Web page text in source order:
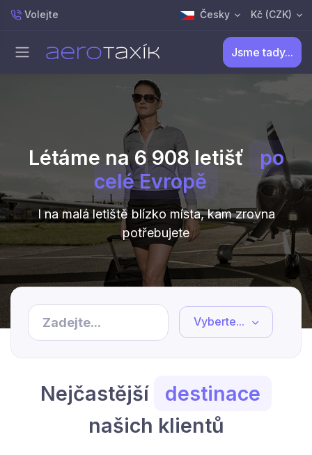
Volejte Česky Kč (CZK)
Jsme tady...
Létáme na 6 908 letišť
po
celé Evropě
I na malá letiště blízko místa, kam zrovna
potřebujete
Vyberte...
Nejčastější
destinace
našich klientů